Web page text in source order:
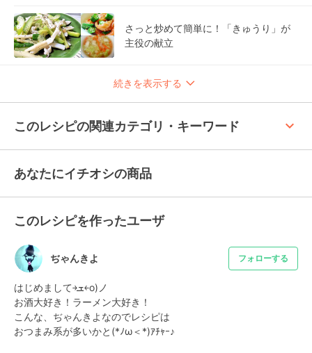
さっと炒めて簡単に！「きゅうり」が
主役の献立
続きを表示する
このレシピの関連カテゴリ・キーワード keyboard_arrow_up
あなたにイチオシの商品
このレシピを作ったユーザ
ぢゃんきよ フォローする
はじめまして￫ܫ￩o)ノ
お酒大好き！ラーメン大好き！
こんな、ぢゃんきよなのでレシピは
おつまみ系が多いかと(*ﾉω＜*)ｱﾁｬｰ♪